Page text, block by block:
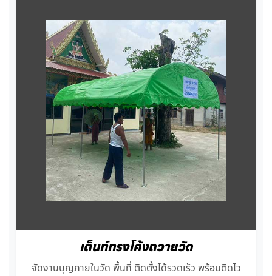
เต็นท์ทรงโค้งถวายวัด
จัดงานบุญภายในวัด พื้นที่ ติดตั้งได้รวดเร็ว พร้อมติดไว